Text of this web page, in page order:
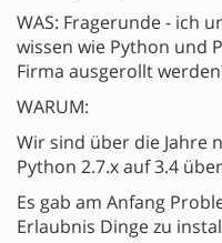
WAS: Fragerunde - ich
wissen wie Python und
Firma ausgerollt
WARUM:
Wir sind über die Jahre
Python 2.7.x auf 3.4
Es gab am Anfang
Erlaubnis Dinge zu